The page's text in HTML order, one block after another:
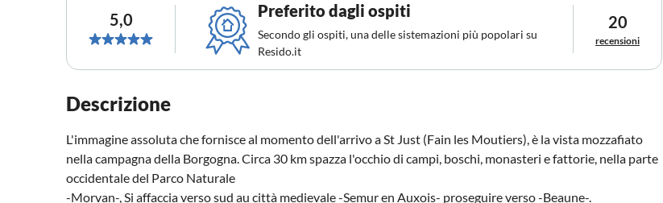
5,0 Preferito dagli ospiti
Secondo gli ospiti, una delle sistemazioni più popolari su
Resido.it
20
recensioni
Descrizione
L'immagine assoluta che fornisce al momento dell'arrivo a St Just (Fain les Moutiers), è la vista mozzafiato
nella campagna della Borgogna. Circa 30 km spazza l'occhio di campi, boschi, monasteri e fattorie, nella parte
occidentale del Parco Naturale
-Morvan-, Si affaccia verso sud au città medievale -Semur en Auxois- proseguire verso -Beaune-.